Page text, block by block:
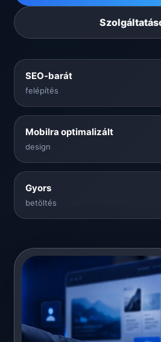
SEO-barát
felépítés
Mobilra optimalizált
design
Gyors
betöltés